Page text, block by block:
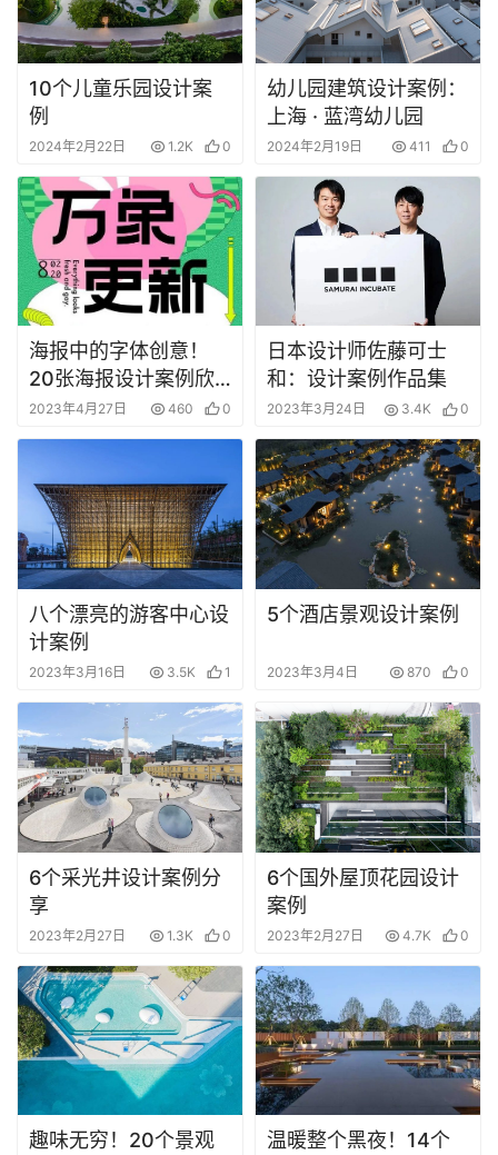
首
页
资
平
空
间
艺
工
业
素
材
竞
登录 注册
10个儿童乐园设计案
例
2024年2月22日 1.2K 0
幼儿园建筑设计案例：
上海 · 蓝湾幼儿园
2024年2月19日 411 0
海报中的字体创意！
20张海报设计案例欣
赏
2023年4月27日 460 0
日本设计师佐藤可士
和：设计案例作品集
2023年3月24日 3.4K 0
八个漂亮的游客中心设
计案例
2023年3月16日 3.5K 1
5个酒店景观设计案例
2023年3月4日 870 0
6个采光井设计案例分
享
2023年2月27日 1.3K 0
6个国外屋顶花园设计
案例
2023年2月27日 4.7K 0
趣味无穷！20个景观
温暖整个黑夜！14个